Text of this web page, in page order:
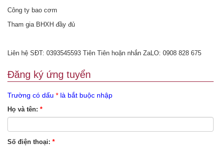
Công ty bao cơm
Tham gia BHXH đầy đủ
Liên hệ SĐT: 0393545593 Tiên Tiên hoặn nhắn ZaLO: 0908 828 675
Đăng ký ứng tuyển
Trường có dấu * là bắt buộc nhập
Họ và tên: *
Số điện thoại: *